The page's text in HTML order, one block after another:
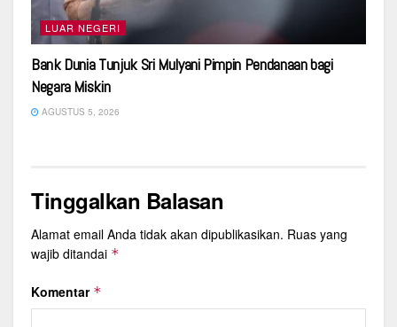
LUAR NEGERI
Bank Dunia Tunjuk Sri Mulyani Pimpin Pendanaan bagi
Negara Miskin
AGUSTUS 5, 2026
Tinggalkan Balasan
Alamat email Anda tidak akan dipublikasikan. Ruas yang
wajib ditandai *
Komentar *